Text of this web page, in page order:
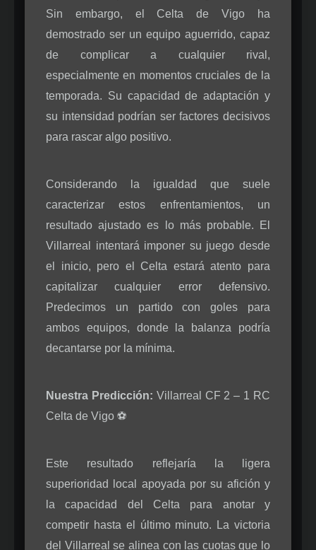
Sin embargo, el Celta de Vigo ha
demostrado ser un equipo aguerrido, capaz
de complicar a cualquier rival,
especialmente en momentos cruciales de la
temporada. Su capacidad de adaptación y
su intensidad podrían ser factores decisivos
para rascar algo positivo.
Considerando la igualdad que suele
caracterizar estos enfrentamientos, un
resultado ajustado es lo más probable. El
Villarreal intentará imponer su juego desde
el inicio, pero el Celta estará atento para
capitalizar cualquier error defensivo.
Predecimos un partido con goles para
ambos equipos, donde la balanza podría
decantarse por la mínima.
Nuestra Predicción: Villarreal CF 2 – 1 RC
Celta de Vigo ⚽
Este resultado reflejaría la ligera
superioridad local apoyada por su afición y
la capacidad del Celta para anotar y
competir hasta el último minuto. La victoria
del Villarreal se alinea con las cuotas que lo